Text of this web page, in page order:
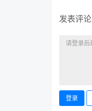
发表评论
登录